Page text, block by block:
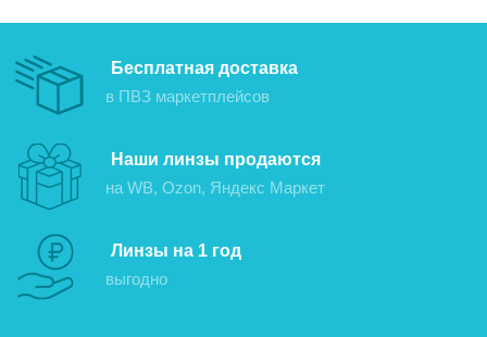
Бесплатная доставка
в ПВЗ маркетплейсов
Наши линзы продаются
на WB, Ozon, Яндекс Маркет
Линзы на 1 год
выгодно